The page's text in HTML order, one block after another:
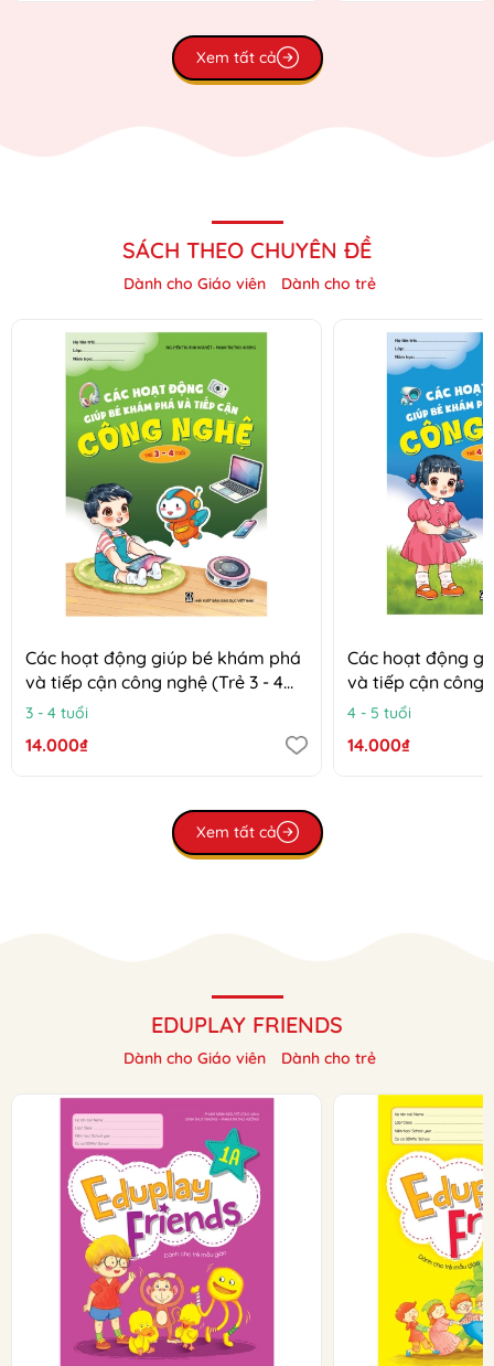
Xem tất cả
SÁCH THEO CHUYÊN ĐỀ
Dành cho Giáo viên Dành cho trẻ
Các hoạt động giúp bé khám phá
và tiếp cận công nghệ (Trẻ 3 - 4
tuổi)
3 - 4 tuổi
14.000₫
Các hoạt động
và tiếp cận công
tuổi)
4 - 5 tuổi
14.000₫
Xem tất cả
EDUPLAY FRIENDS
Dành cho Giáo viên Dành cho trẻ